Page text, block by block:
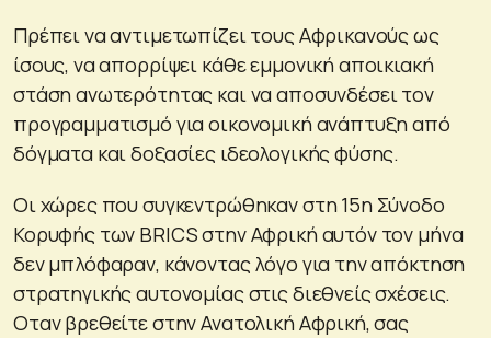
Πρέπει να αντιμετωπίζει τους Αφρικανούς ως
ίσους, να απορρίψει κάθε εμμονική αποικιακή
στάση ανωτερότητας και να αποσυνδέσει τον
προγραμματισμό για οικονομική ανάπτυξη από
δόγματα και δοξασίες ιδεολογικής φύσης.
Οι χώρες που συγκεντρώθηκαν στη 15η Σύνοδο
Κορυφής των BRICS στην Αφρική αυτόν τον μήνα
δεν μπλόφαραν, κάνοντας λόγο για την απόκτηση
στρατηγικής αυτονομίας στις διεθνείς σχέσεις.
Οταν βρεθείτε στην Ανατολική Αφρική, σας